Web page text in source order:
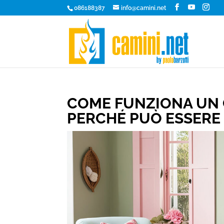
086188387 info@camini.net
COME FUNZIONA
PERCHÉ PUÒ